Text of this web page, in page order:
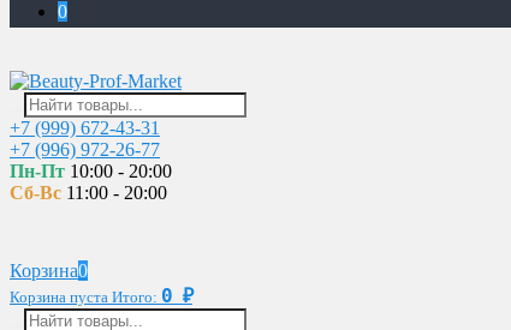
0
+7 (999) 672-43-31
+7 (996) 972-26-77
Пн-Пт 10:00 - 20:00
Сб-Вс 11:00 - 20:00
Корзина0
Корзина пуста Итого: 0 ₽